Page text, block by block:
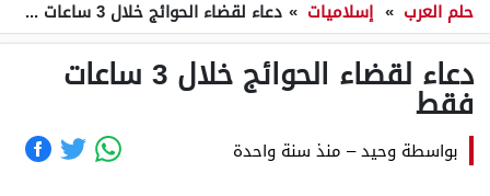
حلم العرب » إسلاميات » دعاء لقضاء الحوائج خلال 3 ساعات فقط
دعاء لقضاء الحوائج خلال 3 ساعات
فقط
بواسطة وحيد– منذ سنة واحدة